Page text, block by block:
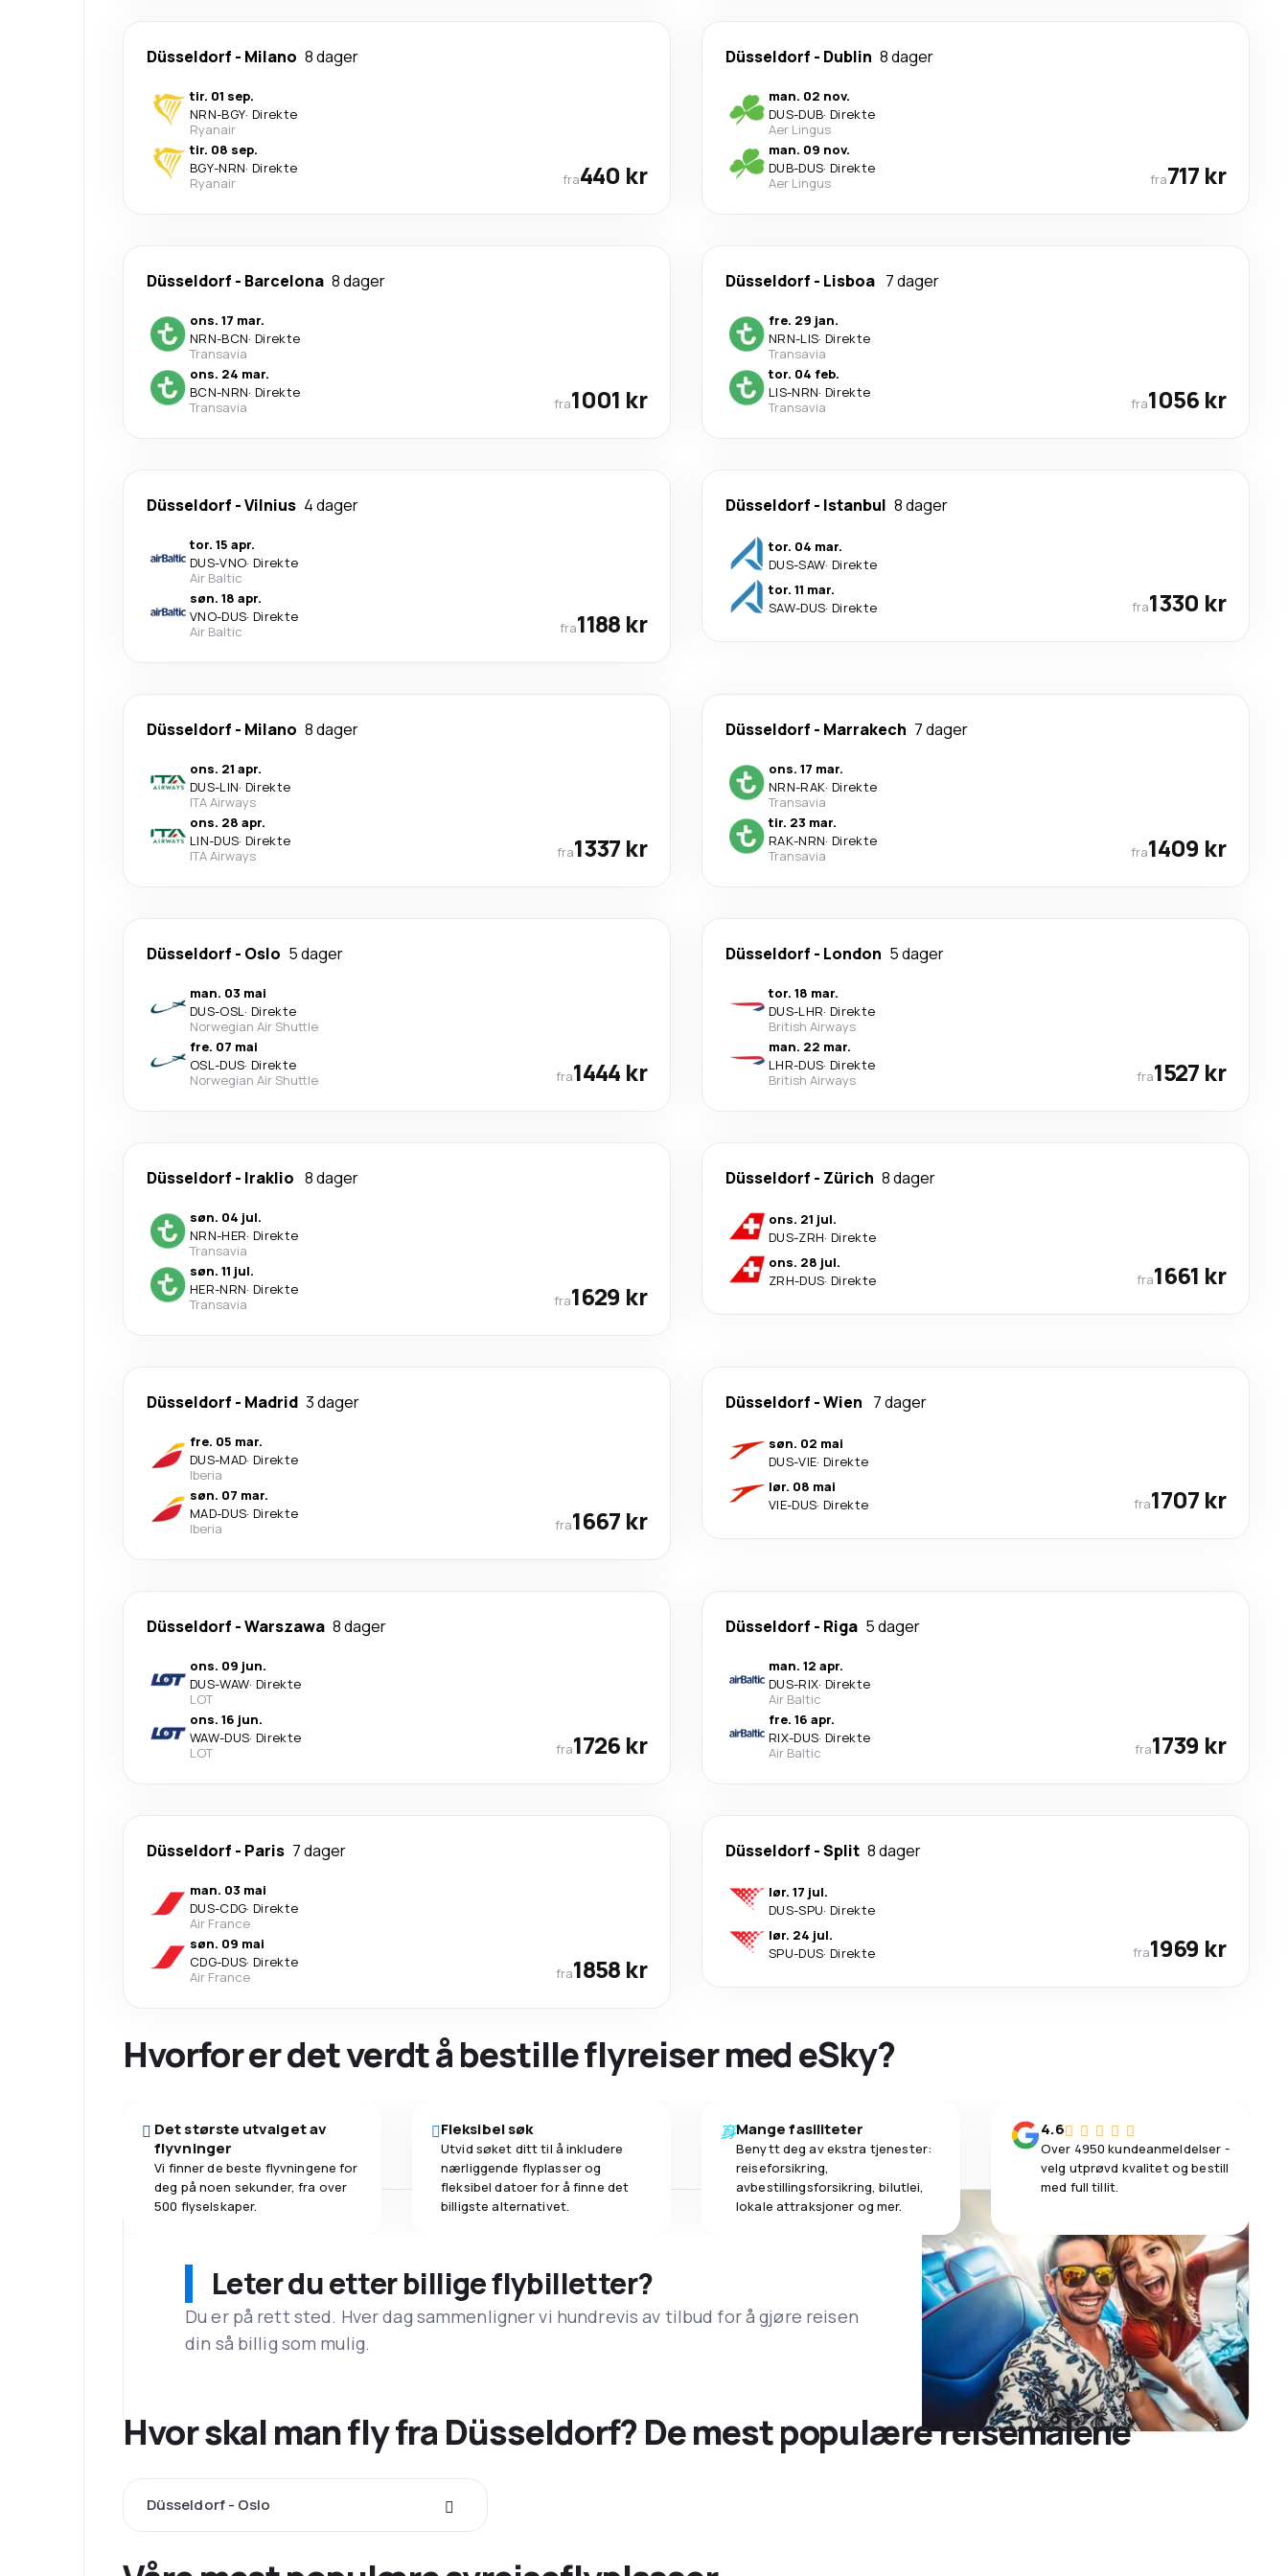
Düsseldorf - Milano 8 dager
tir. 01 sep.
NRN-BGY· Direkte
Ryanair
tir. 08 sep.
BGY-NRN· Direkte
Ryanair
fra440 kr
Düsseldorf - Dublin 8 dager
man. 02 nov.
DUS-DUB· Direkte
Aer Lingus
man. 09 nov.
DUB-DUS· Direkte
Aer Lingus
fra717 kr
Düsseldorf - Barcelona 8 dager
ons. 17 mar.
NRN-BCN· Direkte
Transavia
ons. 24 mar.
BCN-NRN· Direkte
Transavia
fra1001 kr
Düsseldorf - Lisboa 7 dager
fre. 29 jan.
NRN-LIS· Direkte
Transavia
tor. 04 feb.
LIS-NRN· Direkte
Transavia
fra1056 kr
Düsseldorf -Vilnius 4 dager
tor. 15 apr.
DUS-VNO· Direkte
Air Baltic
søn. 18 apr.
VNO-DUS· Direkte
Air Baltic
fra1188 kr
Düsseldorf - Istanbul 8 dager
tor. 04 mar.
DUS-SAW· Direkte
tor. 11 mar.
SAW-DUS· Direkte fra1330 kr
Düsseldorf - Milano 8 dager
ons. 21 apr.
DUS-LIN· Direkte
ITA Airways
ons. 28 apr.
LIN-DUS· Direkte
ITA Airways
fra1337 kr
Düsseldorf - Marrakech 7 dager
ons. 17 mar.
NRN-RAK· Direkte
Transavia
tir. 23 mar.
RAK-NRN· Direkte
Transavia
fra1409 kr
Düsseldorf - Oslo 5 dager
man. 03 mai
DUS-OSL· Direkte
Norwegian Air Shuttle
fre. 07 mai
OSL-DUS· Direkte
Norwegian Air Shuttle
fra1444 kr
Düsseldorf - London 5 dager
tor. 18 mar.
DUS-LHR· Direkte
British Airways
man. 22 mar.
LHR-DUS· Direkte
British Airways
fra1527 kr
Düsseldorf - Iraklio 8 dager
søn. 04 jul.
NRN-HER· Direkte
Transavia
søn. 11 jul.
HER-NRN· Direkte
Transavia
fra1629 kr
Düsseldorf - Zürich 8 dager
ons. 21 jul.
DUS-ZRH· Direkte
ons. 28 jul.
ZRH-DUS· Direkte fra1661 kr
Düsseldorf - Madrid 3 dager
fre. 05 mar.
DUS-MAD· Direkte
Iberia
søn. 07 mar.
MAD-DUS· Direkte
Iberia
fra1667 kr
Düsseldorf -Wien 7 dager
søn. 02 mai
DUS-VIE· Direkte
lør. 08 mai
VIE-DUS· Direkte fra1707 kr
Düsseldorf -Warszawa 8 dager
ons. 09 jun.
DUS-WAW· Direkte
LOT
ons. 16 jun.
WAW-DUS· Direkte
LOT
fra1726 kr
Düsseldorf - Riga 5 dager
man. 12 apr.
DUS-RIX· Direkte
Air Baltic
fre. 16 apr.
RIX-DUS· Direkte
Air Baltic
fra1739 kr
Düsseldorf - Paris 7 dager
man. 03 mai
DUS-CDG· Direkte
Air France
søn. 09 mai
CDG-DUS· Direkte
Air France
fra1858 kr
Düsseldorf -Split 8 dager
lør. 17 jul.
DUS-SPU· Direkte
lør. 24 jul.
SPU-DUS· Direkte fra1969 kr
Hvorfor er det verdt å bestille flyreiser med eSky?
Det største utvalget av
flyvninger
Vi finner de beste flyvningene for
deg på noen sekunder, fra over
500 flyselskaper.
Fleksibel søk
Utvid søket ditt til å inkludere
nærliggende flyplasser og
fleksibel datoer for å finne det
billigste alternativet.
Mange fasiliteter
Benytt deg av ekstra tjenester:
reiseforsikring,
avbestillingsforsikring, bilutlei,
lokale attraksjoner og mer.
4.6
Over 4950 kundeanmeldelser -
velg utprøvd kvalitet og bestill
med full tillit.
Leter du etter billige flybilletter?
Du er på rett sted. Hver dag sammenligner vi hundrevis av tilbud for å gjøre reisen
din så billig som mulig.
Hvor skal man fly fra Düsseldorf? De mest populære reisemålene
Düsseldorf - Oslo